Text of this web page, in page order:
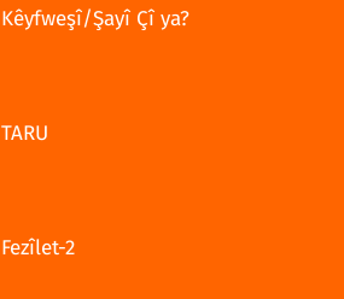
Kêyfweşî/Şayî Çî ya?
TARU
Fezîlet-2